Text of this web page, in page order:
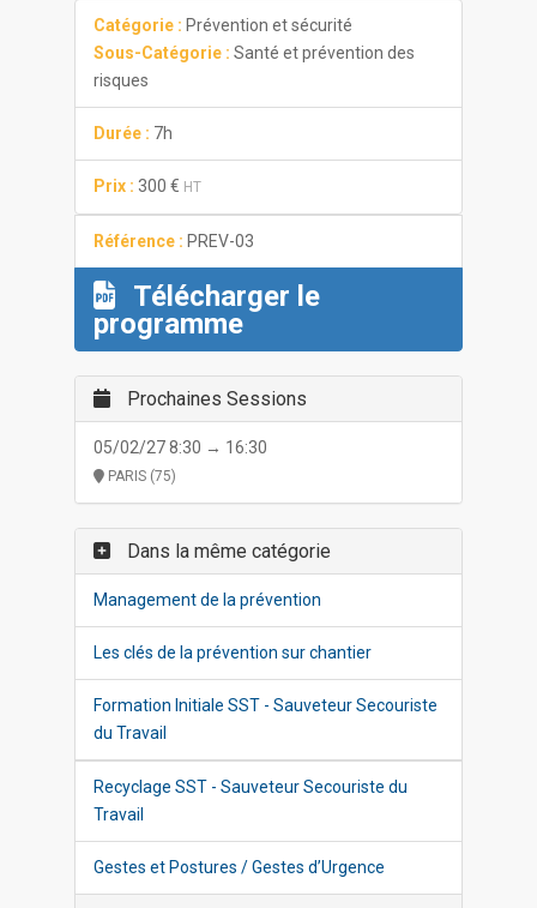
Catégorie : Prévention et sécurité
Sous-Catégorie : Santé et prévention des
risques
Durée : 7h
Prix : 300 € HT
Référence : PREV-03
Télécharger le
programme
Prochaines Sessions
05/02/27 8:30 → 16:30
PARIS (75)
Dans la même catégorie
Management de la prévention
Les clés de la prévention sur chantier
Formation Initiale SST - Sauveteur Secouriste
du Travail
Recyclage SST - Sauveteur Secouriste du
Travail
Gestes et Postures / Gestes d’Urgence